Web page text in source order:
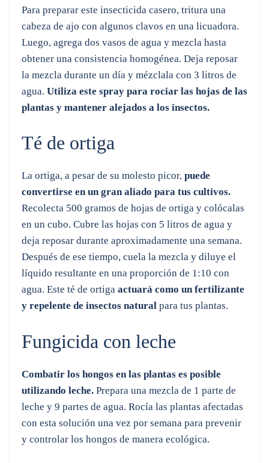
Para preparar este insecticida casero, tritura una
cabeza de ajo con algunos clavos en una licuadora.
Luego, agrega dos vasos de agua y mezcla hasta
obtener una consistencia homogénea. Deja reposar
la mezcla durante un día y mézclala con 3 litros de
agua. Utiliza este spray para rociar las hojas de las
plantas y mantener alejados a los insectos.
Té de ortiga
La ortiga, a pesar de su molesto picor, puede
convertirse en un gran aliado para tus cultivos.
Recolecta 500 gramos de hojas de ortiga y colócalas
en un cubo. Cubre las hojas con 5 litros de agua y
deja reposar durante aproximadamente una semana.
Después de ese tiempo, cuela la mezcla y diluye el
líquido resultante en una proporción de 1:10 con
agua. Este té de ortiga actuará como un fertilizante
y repelente de insectos natural para tus plantas.
Fungicida con leche
Combatir los hongos en las plantas es posible
utilizando leche. Prepara una mezcla de 1 parte de
leche y 9 partes de agua. Rocía las plantas afectadas
con esta solución una vez por semana para prevenir
y controlar los hongos de manera ecológica.